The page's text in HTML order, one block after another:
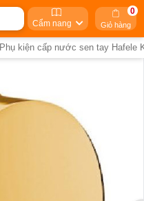
Cẩm nang Giỏ hàng
0
Phụ kiện cấp nước sen tay Hafele